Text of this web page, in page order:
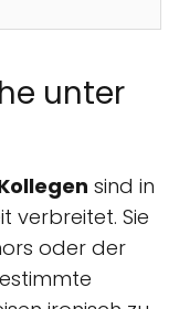
unter
sind in
verbreitet. Sie
oder der